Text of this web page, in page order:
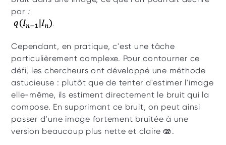
par :
Cependant, en pratique, c'est une tâche
particulièrement complexe. Pour contourner ce
défi, les chercheurs ont développé une méthode
astucieuse : plutôt que de tenter d'estimer l'image
elle-même, ils estiment directement le bruit qui la
compose. En supprimant ce bruit, on peut ainsi
passer d’une image fortement bruitée à une
version beaucoup plus nette et claire 🫨.